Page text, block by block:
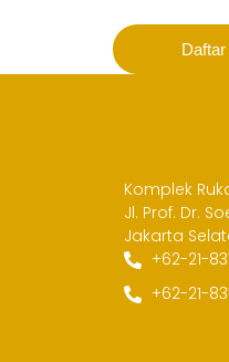
Komplek
Jl. Prof. Dr.
Jakarta
+62-21-
+62-21-